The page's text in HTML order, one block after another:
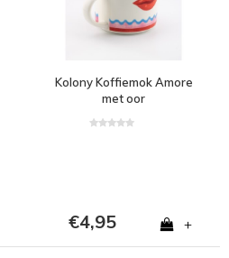
Kolony Koffiemok Amore
met oor
€4,95 +